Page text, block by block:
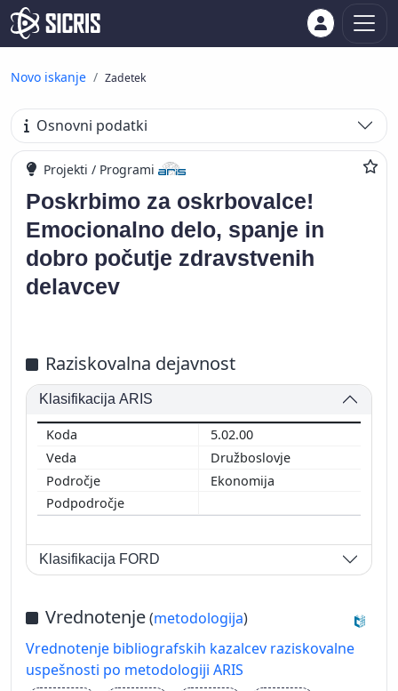
Novo iskanje Zadetek
Osnovni podatki
Projekti / Programi
Poskrbimo za oskrbovalce!
Emocionalno delo, spanje in
dobro počutje zdravstvenih
delavcev
Raziskovalna dejavnost
Klasifikacija ARIS
5.02.00
Družboslovje
Ekonomija
Klasifikacija FORD
Vrednotenje(metodologija)
Vrednotenje bibliografskih kazalcev raziskovalne
uspešnosti po metodologiji ARIS